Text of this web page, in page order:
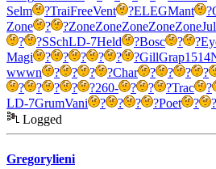
Selm
?TraiFreeVent ?ELEGMant ?
Zone
? ?ZoneZoneZoneZoneZone
?
?SSchLD-7Held ?Bosc ? ?
Magi
? ? ? ? ? ?GillGrap1514
wwwn
? ? ? ?Char ? ? ? ?
?
? ? ? ?260- ? ? ?Trac ?
LD-7GrumVani ? ? ? ?Poet ? ?
Logged
Gregorylieni